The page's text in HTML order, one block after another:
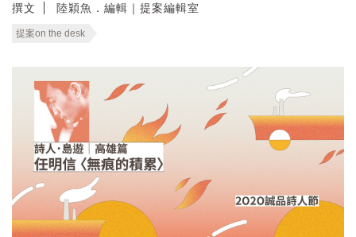
撰文 陸穎魚．編輯｜提案編輯室
提案on the desk